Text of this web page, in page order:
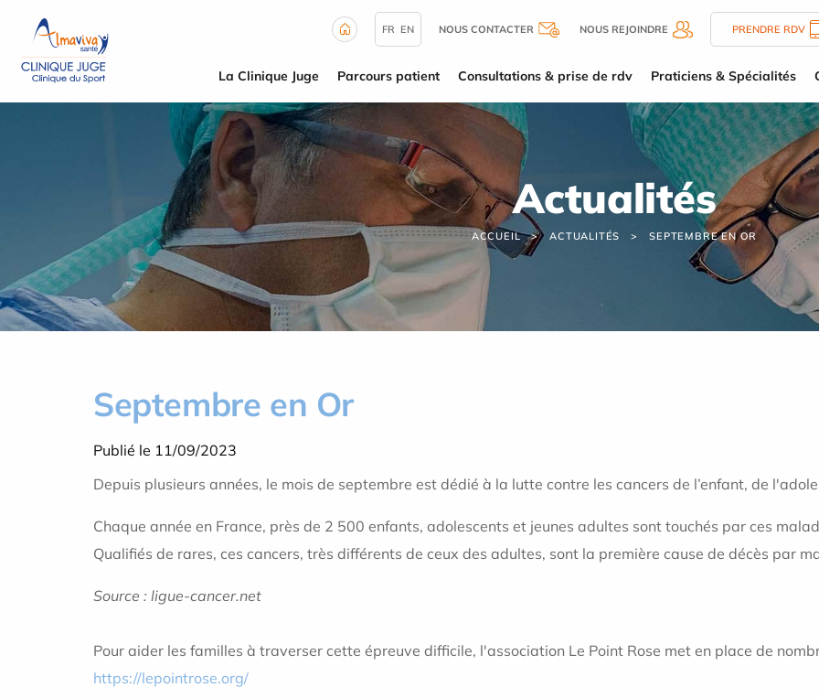
FR EN NOUS CONTACTER NOUS REJOINDRE PRENDRE RDV
La Clinique Juge Parcours patient Consultations & prise de rdv Praticiens & Spécialités
Actualités
ACCUEIL ACTUALITÉS SEPTEMBRE EN OR
Septembre en Or
Publié le 11/09/2023
Depuis plusieurs années, le mois de septembre est dédié à la lutte contre les cancers de l’enfant, de
Chaque année en France, près de 2 500 enfants, adolescents et jeunes adultes sont touchés par ces
Qualifiés de rares, ces cancers, très différents de ceux des adultes, sont la première cause de décès par
Source : ligue-cancer.net
Pour aider les familles à traverser cette épreuve difficile, l'association Le Point Rose met en place de
https://lepointrose.org/